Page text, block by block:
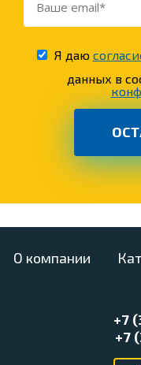
Я даю
данных в
О компании
+7
+7